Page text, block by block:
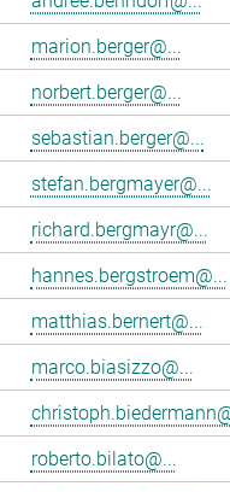
marion.berger@...
norbert.berger@...
sebastian.berger@...
stefan.bergmayer@...
richard.bergmayr@...
hannes.bergstroem@...
matthias.bernert@...
marco.biasizzo@...
roberto.bilato@...